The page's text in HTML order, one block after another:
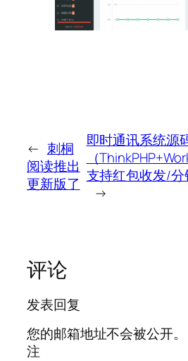
← 刺桐
阅读推出
更新版了
即时通讯系统源
（
支持红包收发/
→
评论
发表回复
您的邮箱地址不会被公开。
注